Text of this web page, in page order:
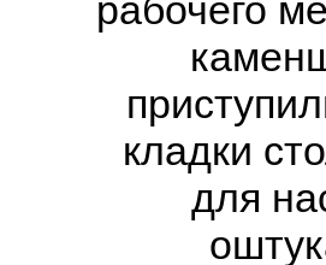
рабочего
кладки
для